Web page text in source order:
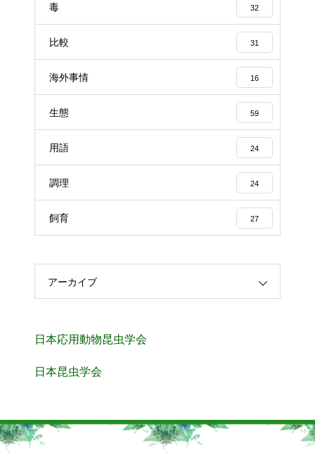
毒 32
比較 31
海外事情 16
生態 59
用語 24
調理 24
飼育 27
アーカイブ
日本応用動物昆虫学会
日本昆虫学会